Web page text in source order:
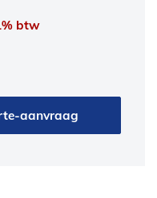
btw
aanvraag